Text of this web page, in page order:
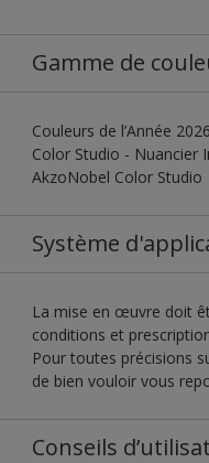
Gamme de
Couleurs de l’Année
Color Studio - Nuancier
AkzoNobel Color Studio
Système
La mise en œuvre doit
conditions et
Pour toutes précisions
de bien vouloir vous
Conseils